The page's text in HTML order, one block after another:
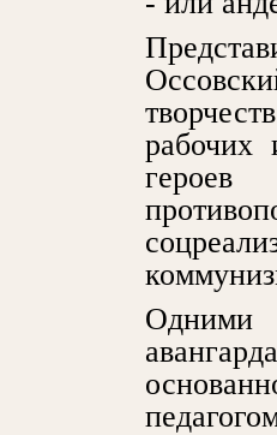
рабочих
героев
Одними